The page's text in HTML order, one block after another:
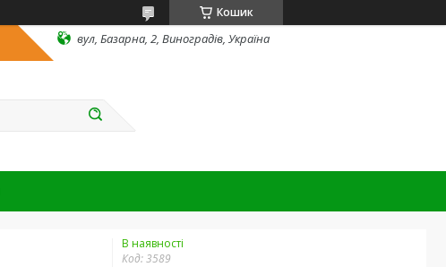
Кошик
вул, Базарна, 2, Виноградів, Україна
В наявності
Код:3589